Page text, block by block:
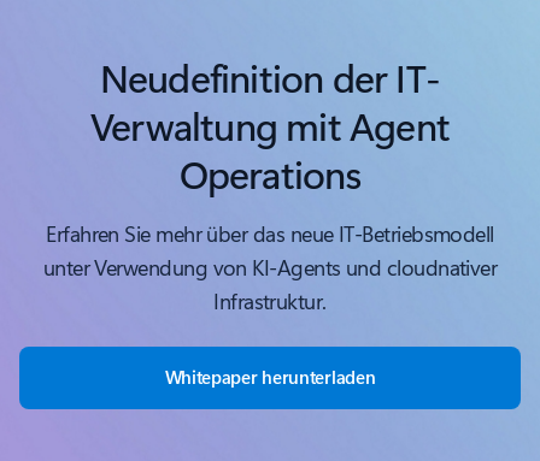
Neudefinition der IT-
Verwaltung mit Agent
Operations
Erfahren Sie mehr über das neue IT-Betriebsmodell
unter Verwendung von KI-Agents und cloudnativer
Infrastruktur.
Whitepaper herunterladen